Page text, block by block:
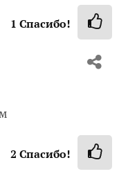
1 Спасибо!
2 Спасибо!